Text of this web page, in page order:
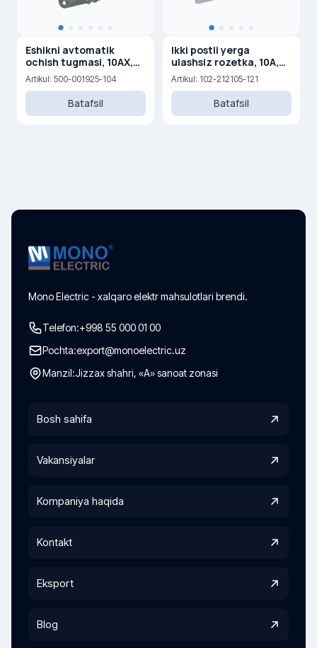
Eshikni avtomatik
ochish tugmasi, 10AX,
250V
Artikul: 500-001925-104
Batafsil
Ikki postli yerga
ulashsiz rozetka, 10A,
250 V
Artikul: 102-212105-121
Batafsil
Mono Electric - xalqaro elektr mahsulotlari brendi.
Telefon:+998 55 000 01 00
Pochta:export@monoelectric.uz
Manzil:Jizzax shahri, «A» sanoat zonasi
Bosh sahifa
Vakansiyalar
Kompaniya haqida
Kontakt
Eksport
Blog